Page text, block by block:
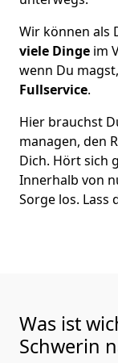
Wir können als
viele Dinge im
wenn Du
Fullservice.
Hier brauchst
managen, den
Dich. Hört sich
Innerhalb von
Sorge los. Lass
Was ist
Schwerin